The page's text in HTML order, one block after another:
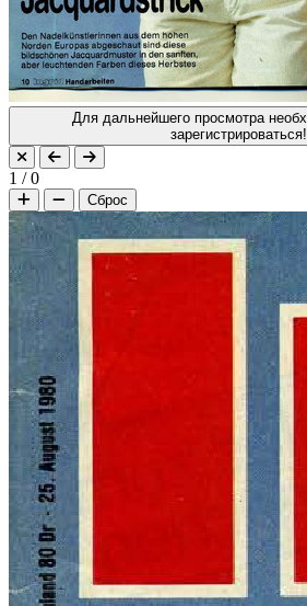
Для дальнейшего просмотра необходимо войти или
зарегистрироваться!
1 /0
Сброс